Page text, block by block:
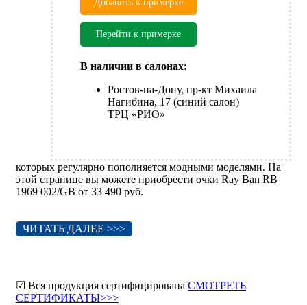
Добавить к примерке
Перейти к примерке
В наличии в салонах:
Ростов-на-Дону, пр-кт Михаила
Нагибина, 17 (синий салон)
ТРЦ «РИО»
которых регулярно пополняется модными моделями. На
этой странице вы можете приобрести очки Ray Ban RB
1969 002/GB от 33 490 руб.
ЧИТАТЬ ДАЛЕЕ >>>
☑ Вся продукция сертифицирована СМОТРЕТЬ
СЕРТИФИКАТЫ>>>